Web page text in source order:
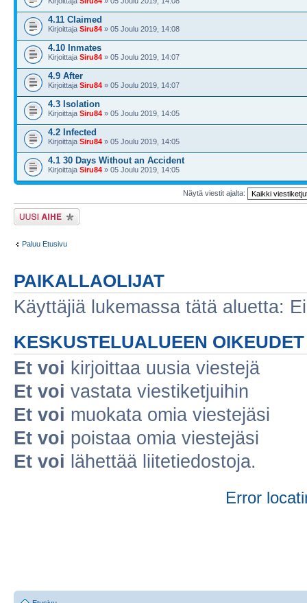
4.11 Claimed
Kirjoittaja Siru84 » 05 Joulu 2019, 14:08
4.10 Inmates
Kirjoittaja Siru84 » 05 Joulu 2019, 14:07
4.9 After
Kirjoittaja Siru84 » 05 Joulu 2019, 14:07
4.3 Isolation
Kirjoittaja Siru84 » 05 Joulu 2019, 14:05
4.2 Infected
Kirjoittaja Siru84 » 05 Joulu 2019, 14:05
4.1 30 Days Without an Accident
Kirjoittaja Siru84 » 05 Joulu 2019, 14:05
Näytä viestit ajalta:
Lähetä uusi viesti
Paluu Etusivu
PAIKALLAOLIJAT
Käyttäjiä lukemassa tätä aluetta:
KESKUSTELUALUEEN OIKEUDET
Et voi kirjoittaa uusia viestejä
Et voi vastata viestiketjuihin
Et voi muokata omia viestejäsi
Et voi poistaa omia viestejäsi
Et voi lähettää liitetiedostoja.
Error